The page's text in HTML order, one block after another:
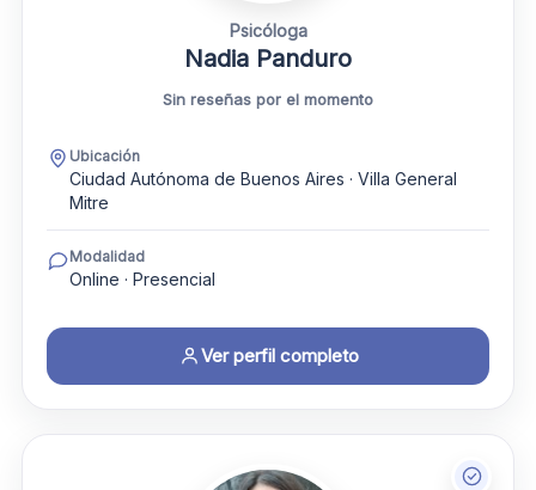
Psicóloga
Nadia Panduro
Sin reseñas por el momento
Ubicación
Ciudad Autónoma de Buenos Aires · Villa General
Mitre
Modalidad
Online · Presencial
Ver perfil completo